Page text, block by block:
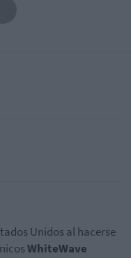
Unidos al hacerse
WhiteWave